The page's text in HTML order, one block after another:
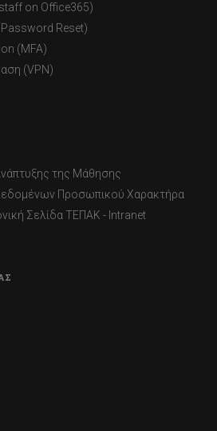
on Office365)
Reset)
(MFA)
(VPN)
της Μάθησης
Προσωπικού Χαρακτήρα
Σελίδα ΤΕΠΑΚ - Intranet